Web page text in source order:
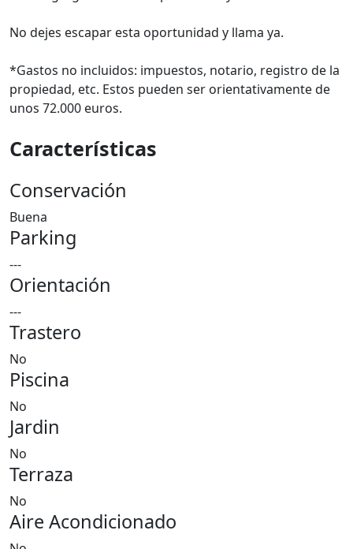
No dejes escapar esta oportunidad y llama ya.
*Gastos no incluidos: impuestos, notario, registro de la
propiedad, etc. Estos pueden ser orientativamente de
unos 72.000 euros.
Características
Conservación
Buena
Parking
---
Orientación
---
Trastero
No
Piscina
No
Jardin
No
Terraza
No
Aire Acondicionado